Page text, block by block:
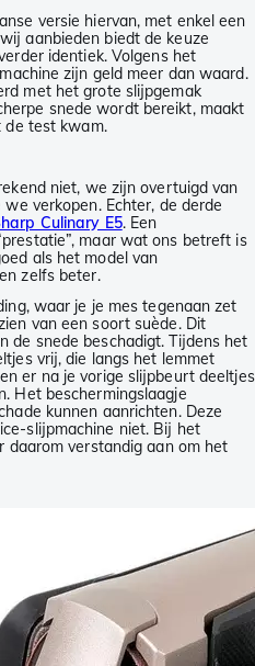
versie hiervan, met enkel een
aanbieden biedt de keuze
identiek. Volgens het
zijn geld meer dan waard.
met het grote slijpgemak
snede wordt bereikt, maakt
de test kwam.
niet, we zijn overtuigd van
verkopen. Echter, de derde
Culinary E5. Een
maar wat ons betreft is
als het model van
zelfs beter.
waar je je mes tegenaan zet
van een soort suède. Dit
de snede beschadigt. Tijdens het
vrij, die langs het lemmet
er na je vorige slijpbeurt deeltjes
Het beschermingslaagje
kunnen aanrichten. Deze
slijpmachine niet. Bij het
daarom verstandig aan om het